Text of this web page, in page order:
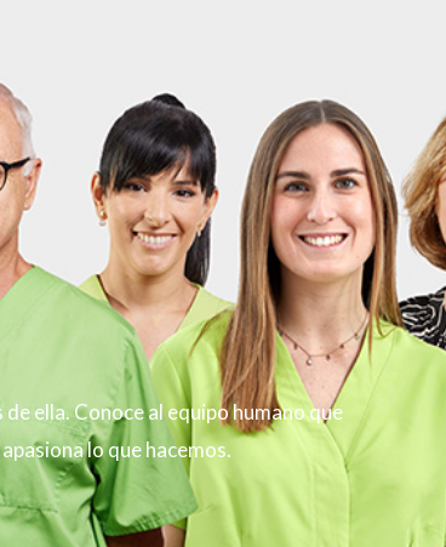
ella. Conoce al equipo humano que
lo que hacemos.